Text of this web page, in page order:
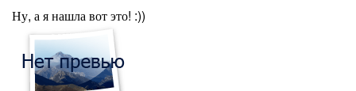
Ну, а я нашла вот это! :))